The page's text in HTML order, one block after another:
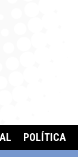
POLÍTICA